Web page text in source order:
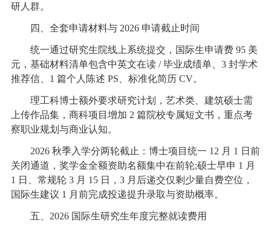
研人群。
四、全套申请材料与 2026 申请截止时间
统一通过研究生院线上系统提交，国际生申请费 95 美
元，基础材料清单包含中英文在读 / 毕业成绩单、3 封学术
推荐信、1 篇个人陈述 PS、标准化简历 CV。
理工科博士额外要求研究计划，艺术类、建筑硕士需
上传作品集，商科项目增加 2 篇院校专属短文书，重点考
察职业规划与商业认知。
2026 秋季入学分两轮截止：博士项目统一 12 月 1 日前
关闭通道，奖学金全额资助名额集中在前轮;硕士早申 1 月
1 日、常规轮 3 月 15 日，3 月后递交仅剩少量自费空位，
国际生建议 1 月前完成投递提升录取与资助概率。
五、2026 国际生研究生年度完整就读费用